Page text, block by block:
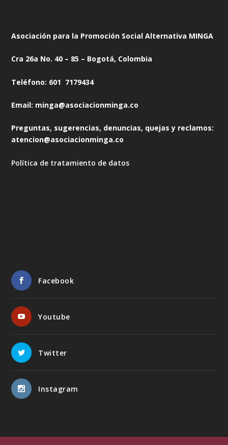
Asociación para la Promoción Social Alternativa MINGA
Cra 26a No. 40 – 85 – Bogotá, Colombia
Teléfono: 601 7179434
Email: minga@asociacionminga.co
Preguntas, sugerencias, denuncias, quejas y reclamos:
atencion@asociacionminga.co
Política de tratamiento de datos
Facebook
Youtube
Twitter
Instagram